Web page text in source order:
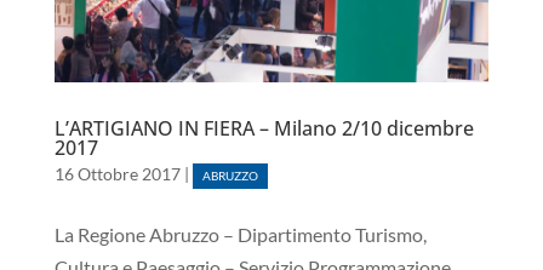
L’ARTIGIANO IN FIERA – Milano 2/10 dicembre
2017
16 Ottobre 2017| ABRUZZO
La Regione Abruzzo – Dipartimento Turismo,